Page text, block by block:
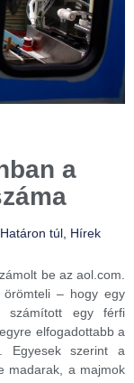
a
Határon túl Hírek
be az aol.com.
– hogy egy
számított egy férfi
elfogadottabb a
Egyesek szerint a
madarak, a majmok